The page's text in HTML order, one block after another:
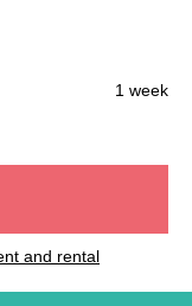
1 week
and rental